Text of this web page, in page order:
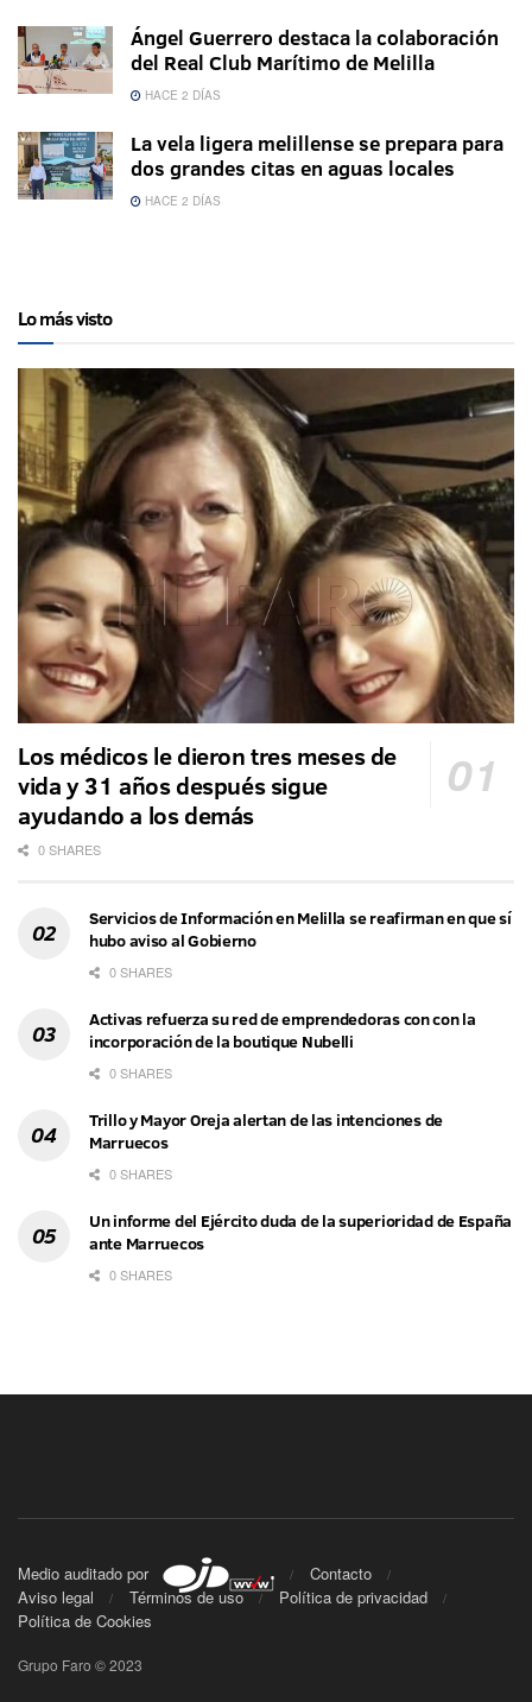
Ángel Guerrero destaca la colaboración
del Real Club Marítimo de Melilla
HACE 2 DÍAS
La vela ligera melillense se prepara para
dos grandes citas en aguas locales
HACE 2 DÍAS
Lo más visto
Los médicos le dieron tres meses de
vida y 31 años después sigue
ayudando a los demás
0 SHARES
Servicios de Información en Melilla se reafirman en que sí
hubo aviso al Gobierno
0 SHARES
Activas refuerza su red de emprendedoras con con la
incorporación de la boutique Nubelli
0 SHARES
Trillo y Mayor Oreja alertan de las intenciones de
Marruecos
0 SHARES
Un informe del Ejército duda de la superioridad de España
ante Marruecos
0 SHARES
Medio auditado por
Contacto
Aviso legal
Términos de uso
Política de privacidad
Política de Cookies
Grupo Faro © 2023